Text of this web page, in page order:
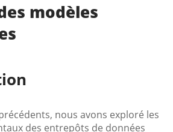
modèles
nous avons exploré les
des entrepôts de données